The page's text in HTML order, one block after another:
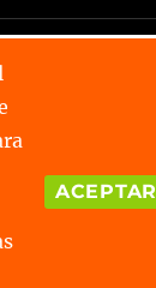
ACEPTAR